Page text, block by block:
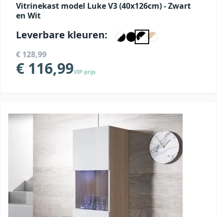
Vitrinekast model Luke V3 (40x126cm) - Zwart
en Wit
Leverbare kleuren:
€ 128,99
€ 116,99VIP-prijs